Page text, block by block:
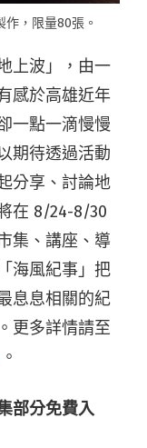
，限量80張。
上波」，由一
感於高雄近年
一點一滴慢慢
期待透過活動
分享、討論地
在 8/24-8/30
集、講座、導
海風紀事」把
息息相關的紀
更多詳情請至
。
部分免費入